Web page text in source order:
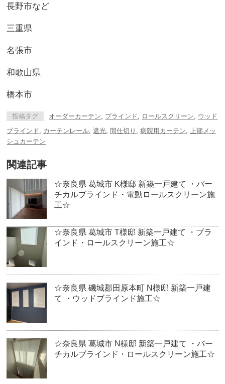
長野市など
三重県
名張市
和歌山県
橋本市
投稿タグ オーダーカーテン ブラインド ロールスクリーン
ウッド
ブラインド
カーテンレール ,遮光 間仕切り ,病院用カーテン
上部メッ
シュカーテン
関連記事
☆奈良県 葛城市 K様邸 新築一戸建て ・バー
チカルブラインド・電動ロールスクリーン施
工☆
☆奈良県 葛城市 T様邸 新築一戸建て ・ブラ
インド・ロールスクリーン施工☆
☆奈良県 磯城郡田原本町 N様邸 新築一戸建
て ・ウッドブラインド施工☆
☆奈良県 葛城市 N様邸 新築一戸建て ・バー
チカルブラインド・ロールスクリーン施工☆